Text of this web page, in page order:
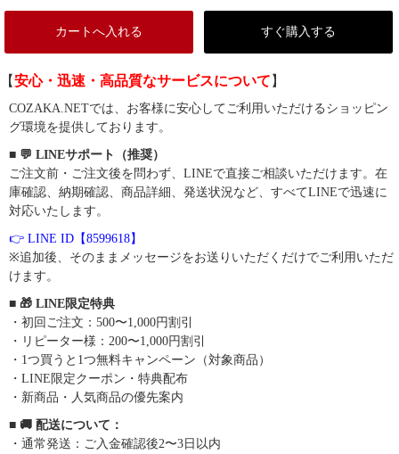
カートへ入れる すぐ購入する
【安心・迅速・高品質なサービスについて 】
COZAKA.NETでは、お客様に安心してご利用いただけるショッピン
グ環境を提供しております。
■ 💬 LINEサポート（推奨）
ご注文前・ご注文後を問わず、LINEで直接ご相談いただけます。在
庫確認、納期確認、商品詳細、発送状況など、すべてLINEで迅速に
対応いたします。
👉 LINE ID【8599618】
※追加後、そのままメッセージをお送りいただくだけでご利用いただ
けます。
■ 🎁 LINE限定特典
・初回ご注文：500〜1,000円割引
・リピーター様：200〜1,000円割引
・1つ買うと1つ無料キャンペーン（対象商品）
・LINE限定クーポン・特典配布
・新商品・人気商品の優先案内
■ 🚚 配送について：
・通常発送：ご入金確認後2〜3日以内